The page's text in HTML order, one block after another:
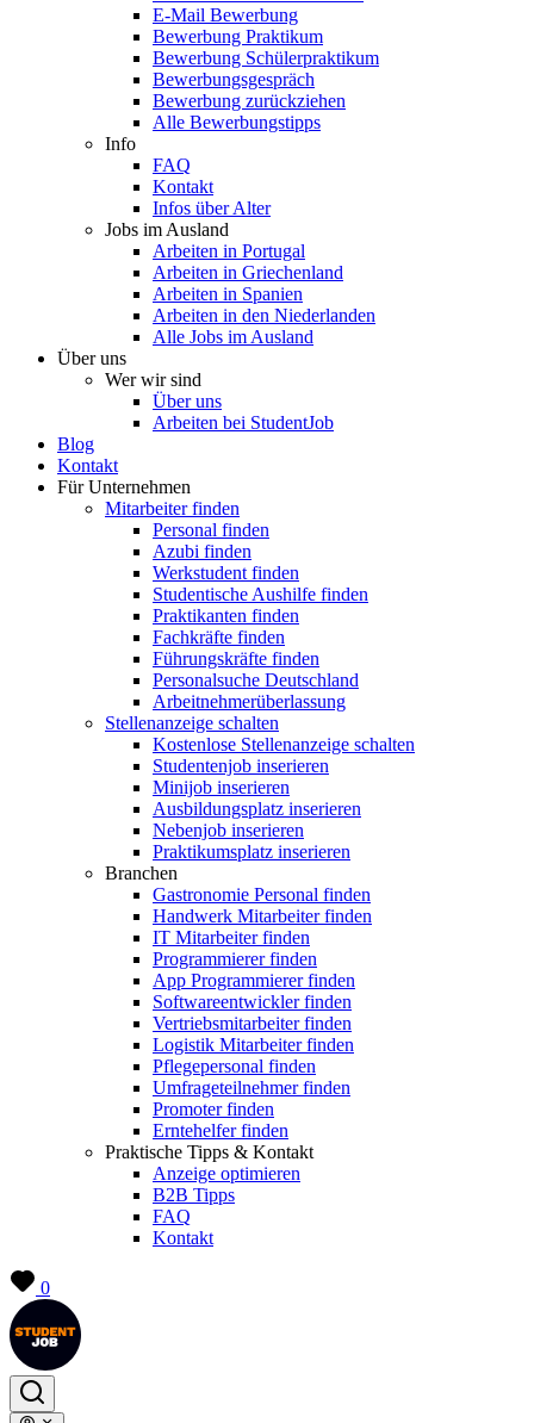
E-Mail Bewerbung
Bewerbung Praktikum
Bewerbung Schülerpraktikum
Bewerbungsgespräch
Bewerbung zurückziehen
Alle Bewerbungstipps
Info
FAQ
Kontakt
Infos über Alter
Jobs im Ausland
Arbeiten in Portugal
Arbeiten in Griechenland
Arbeiten in Spanien
Arbeiten in den Niederlanden
Alle Jobs im Ausland
Über uns
Wer wir sind
Über uns
Arbeiten bei StudentJob
Blog
Kontakt
Für Unternehmen
Mitarbeiter finden
Personal finden
Azubi finden
Werkstudent finden
Studentische Aushilfe finden
Praktikanten finden
Fachkräfte finden
Führungskräfte finden
Personalsuche Deutschland
Arbeitnehmerüberlassung
Stellenanzeige schalten
Kostenlose Stellenanzeige schalten
Studentenjob inserieren
Minijob inserieren
Ausbildungsplatz inserieren
Nebenjob inserieren
Praktikumsplatz inserieren
Branchen
Gastronomie Personal finden
Handwerk Mitarbeiter finden
IT Mitarbeiter finden
Programmierer finden
App Programmierer finden
Softwareentwickler finden
Vertriebsmitarbeiter finden
Logistik Mitarbeiter finden
Pflegepersonal finden
Umfrageteilnehmer finden
Promoter finden
Erntehelfer finden
Praktische Tipps & Kontakt
Anzeige optimieren
B2B Tipps
FAQ
Kontakt
0